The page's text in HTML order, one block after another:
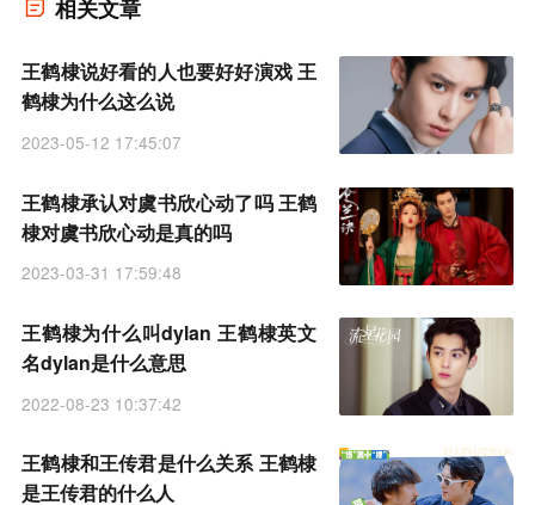
相关文章
王鹤棣说好看的人也要好好演戏 王
鹤棣为什么这么说
2023-05-12 17:45:07
王鹤棣承认对虞书欣心动了吗 王鹤
棣对虞书欣心动是真的吗
2023-03-31 17:59:48
王鹤棣为什么叫dylan 王鹤棣英文
名dylan是什么意思
2022-08-23 10:37:42
王鹤棣和王传君是什么关系 王鹤棣
是王传君的什么人